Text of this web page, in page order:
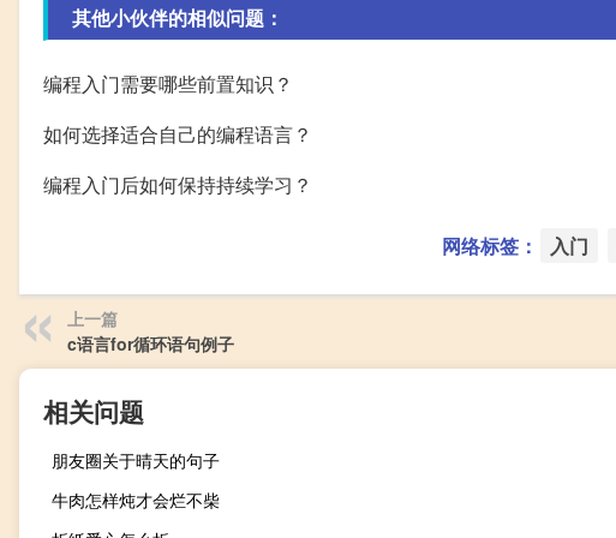
其他小伙伴的相似问题：
编程入门需要哪些前置知识？
如何选择适合自己的编程语言？
编程入门后如何保持持续学习？
网络标签： 入门
上一篇
c语言for循环语句例子
相关问题
朋友圈关于晴天的句子
牛肉怎样炖才会烂不柴